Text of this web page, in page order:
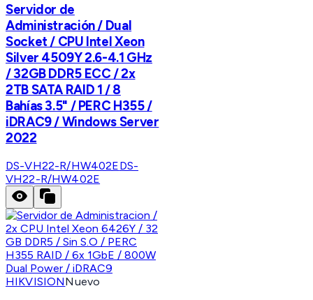
Servidor de
Administración / Dual
Socket / CPU Intel Xeon
Silver 4509Y 2.6-4.1 GHz
/ 32GB DDR5 ECC / 2x
2TB SATA RAID 1 / 8
Bahías 3.5" / PERC H355 /
iDRAC9 / Windows Server
2022
DS-VH22-R/HW402EDS-
VH22-R/HW402E
HIKVISIONNuevo